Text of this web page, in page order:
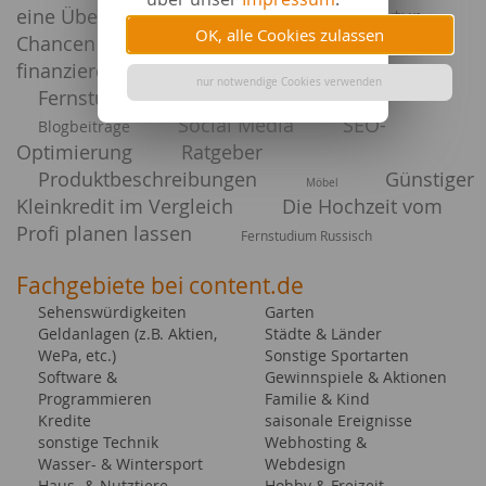
OK, alle Cookies zulassen
nur notwendige Cookies verwenden
eine Übersicht
Geldanlage Infrastruktur -
Chancen und Risiken
Neue Wohnung: so
finanzieren Sie Ihre Einrichtung
Luxuriöses Wohnen
Fernstudium Mediaexperte Linkaufbau
Blogbeiträge Social Media
SEO-
Optimierung
Ratgeber
Produktbeschreibungen
Möbel
Günstiger
Kleinkredit im Vergleich
Die Hochzeit vom
Profi planen lassen
Fernstudium Russisch
Fachgebiete bei content.de
Sehenswürdigkeiten
Geldanlagen (z.B. Aktien,
WePa, etc.)
Software &
Programmieren
Kredite
sonstige Technik
Wasser- & Wintersport
Garten
Städte & Länder
Sonstige Sportarten
Gewinnspiele & Aktionen
Familie & Kind
saisonale Ereignisse
Webhosting &
Webdesign